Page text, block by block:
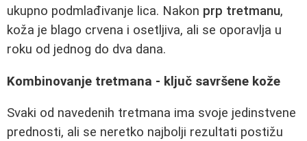
ukupno podmlađivanje lica. Nakon prp tretmanu,
koža je blago crvena i osetljiva, ali se oporavlja u
roku od jednog do dva dana.
Kombinovanje tretmana - ključ savršene kože
Svaki od navedenih tretmana ima svoje jedinstvene
prednosti, ali se neretko najbolji rezultati postižu